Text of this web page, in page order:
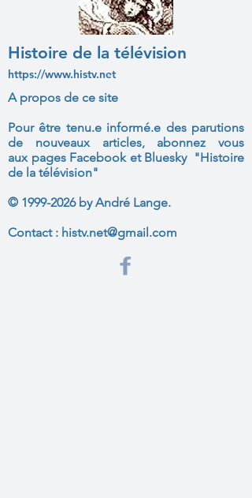
Histoire de la télévision
https://www.histv.net
A propos de ce site
Pour être tenu.e informé.e des parutions
de nouveaux articles, abonnez vous
aux pages Facebook et Bluesky "Histoire
de la télévision"
© 1999-2026by André Lange.
Contact : histv.net@gmail.com